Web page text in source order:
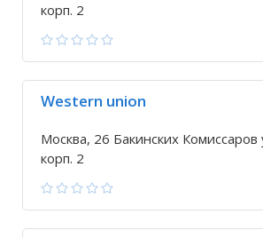
корп. 2
Western union
Москва, 26 Бакинских Комиссаров
корп. 2